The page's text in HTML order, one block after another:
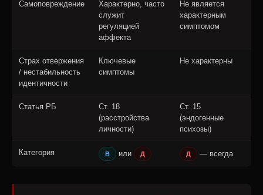
Самоповреждение
Характерно, часто
служит
регуляцией
аффекта
Не является
характерным
симптомом
Страх отвержения
/ нестабильность
идентичности
Ключевые
симптомы
Не характерны
Статья РБ
Ст. 18
(расстройства
личности)
Ст. 15
(эндогенные
психозы)
Категория В или Д Д — всегда